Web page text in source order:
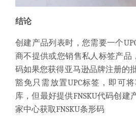
结论
创建产品列表时， 您需要一个
商不提供或您销售私人标签产品
码如果您获得亚马逊品牌注册的
豁免 只需放置UPC标签，即可
库，但最好提供FNSKU代码创建
家中心获取FNSKU条形码